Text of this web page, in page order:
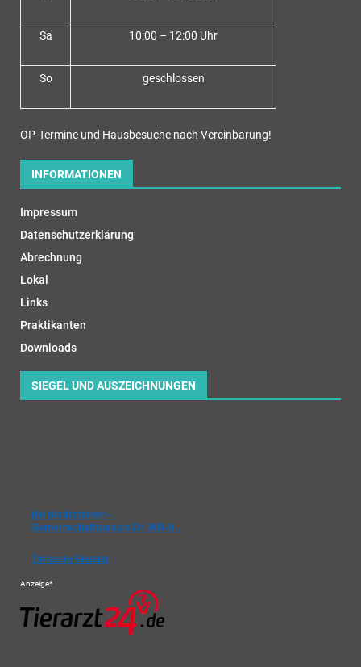
Sa 10:00 – 12:00 Uhr
So geschlossen
OP-Termine und Hausbesuche nach Vereinbarung!
INFORMATIONEN
Impressum
Datenschutzerklärung
Abrechnung
Lokal
Links
Praktikanten
Downloads
SIEGEL UND AUSZEICHNUNGEN
die tierärztinnen –
Gemeinschaftspraxis Dr. Will-H…
Tierärzte Wetzlar
Anzeige*